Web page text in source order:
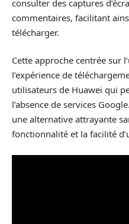
consulter des captures
commentaires, facilitant
télécharger.
Cette approche centrée sur
l’expérience de
utilisateurs de Huawei qui
l’absence de services
une alternative attrayante
fonctionnalité et la facilité